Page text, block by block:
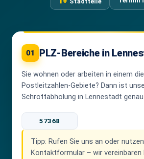
01 PLZ-Bereiche in
Sie wohnen oder arbeiten in einem
Postleitzahlen-Gebiete? Dann ist
Schrottabholung in Lennestadt
57368
Tipp: Rufen Sie uns an oder
Kontaktformular – wir